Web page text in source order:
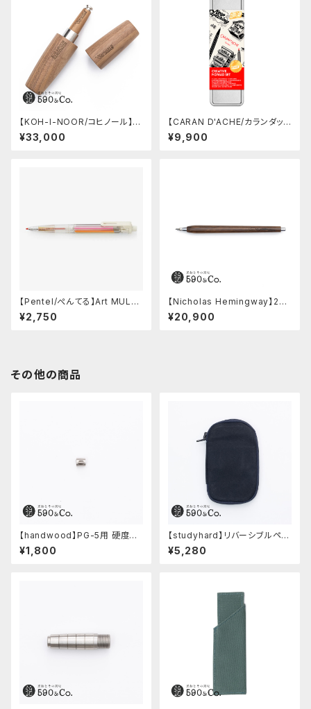
【KOH-I-NOOR/コヒノール】Hi
dden Diamond 5.6ミリ芯ホ
ルダー5370 (ウォールナット)
¥33,000
【CARAN D'ACHE/カランダッシ
ュ】クリエイティブノマドセット
¥9,900
【Pentel/ぺんてる】Art MULTI
8 / アートマルチエイト
¥2,750
【Nicholas Hemingway】2m
m芯ホルダー(5100年ボグオー
ク)
¥20,900
その他の商品
【handwood】PG-5用 硬度表
示窓 (ステンレス/楕円窓)
¥1,800
【studyhard】リバーシブルペン
ケース (ブラック)
¥5,280